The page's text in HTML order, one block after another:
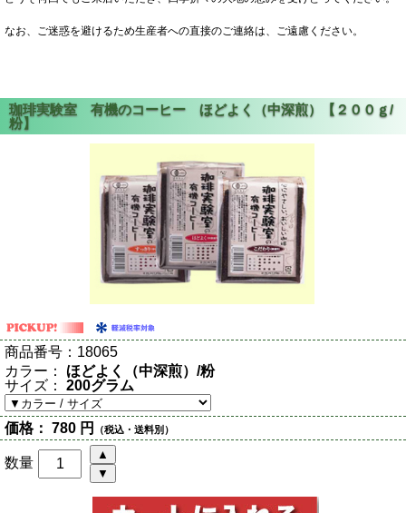
なお、ご迷惑を避けるため生産者への直接のご連絡は、ご遠慮ください。
商品番号： 18065
カラー：
ほどよく（中深煎）/粉
サイズ：
200グラム
価格： 780 円 （税込・送料別）
数量